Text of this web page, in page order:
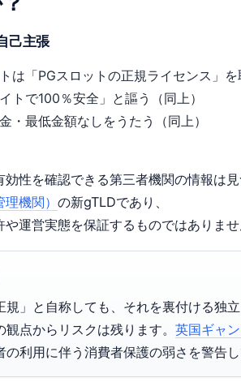
己主張
は「PGスロットの正規ライセンス」
トで100％安全」と謳う（同上）
・最低金額なしをうたう（同上）
効性を確認できる第三者機関の情報は
機関） の新gTLDであり、
や運営実態を保証するものではありま
規」と自称しても、それを裏付ける独
点からリスクは残ります。 英国ギャ
の利用に伴う消費者保護の弱さを警告